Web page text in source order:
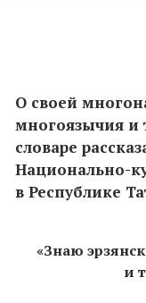
О своей
многоязычия и
словаре
Национально-
в Республике
«Знаю
и